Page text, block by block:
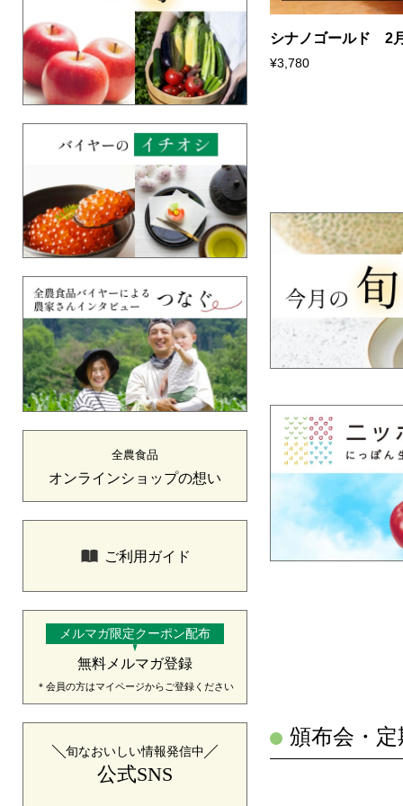
全農食品
オンラインショップの想い
ご利用ガイド
メルマガ限定クーポン配布
無料メルマガ登録
＊会員の方はマイページからご登録ください
旬なおいしい情報発信中
公式SNS
シナノゴールド 2
¥3,780
頒布会・定